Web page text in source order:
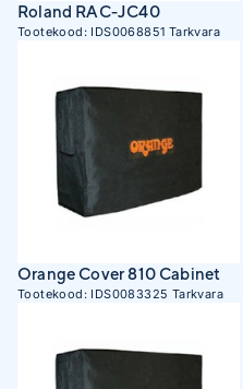
Roland RAC-JC40
Tootekood: IDS0068851 Tarkvara
Orange Cover 810 Cabinet
Tootekood: IDS0083325 Tarkvara